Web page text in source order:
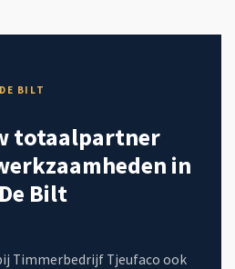
BILT
totaalpartner
in
Bilt
Timmerbedrijf Tjeufaco ook